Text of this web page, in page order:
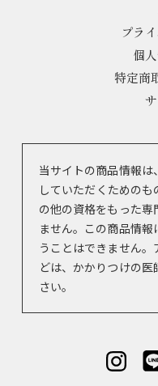
プラ
個
特定商
当サイトの商品情報
していただくための
の他の資格をもった専
ません。この商品情
うことはできません
どは、かかりつけの
さい。